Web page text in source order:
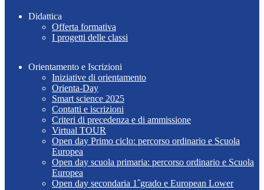
Didattica
Offerta formativa
I progetti delle classi
Orientamento e Iscrizioni
Iniziative di orientamento
Orienta-Day
Smart science 2025
Contatti e iscrizioni
Criteri di precedenza e di ammissione
Virtual TOUR
Open day Primo ciclo: percorso ordinario e Scuola
Europea
Open day scuola primaria: percorso ordinario e Scuola
Europea
Open day secondaria 1ˆgrado e European Lower